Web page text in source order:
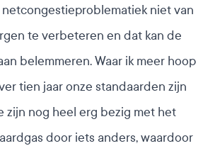
netcongestieproblematiek niet van
te verbeteren en dat kan de
belemmeren. Waar ik meer hoop
tien jaar onze standaarden zijn
zijn nog heel erg bezig met het
door iets anders, waardoor